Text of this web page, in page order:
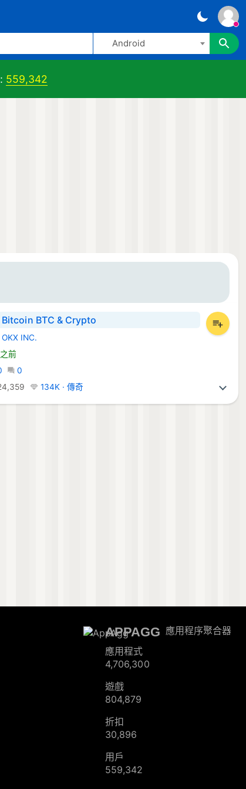
Android
559,342
Bitcoin BTC & Crypto
程式:
OKX INC.
前
0
134K · 傳奇
APPAGG 應用程序聚合器
應用程式
4,706,300
遊戲
804,879
折扣
30,896
用戶
559,342